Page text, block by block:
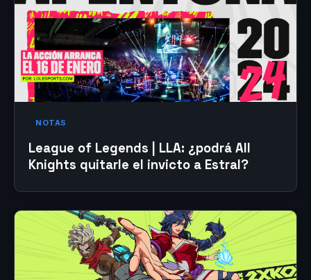
NOTAS
League of Legends | LLA: ¿podrá All
Knights quitarle el invicto a Estral?